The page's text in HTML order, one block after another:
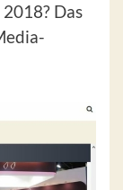
Das